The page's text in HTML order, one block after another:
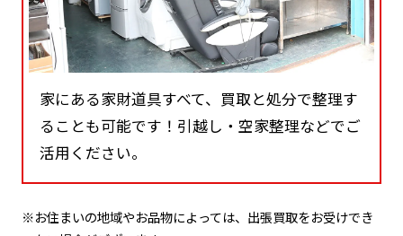
家にある家財道具すべて、買取と処分で整理す
ることも可能です！引越し・空家整理などでご
活用ください。
※お住まいの地域やお品物によっては、出張買取をお受けでき